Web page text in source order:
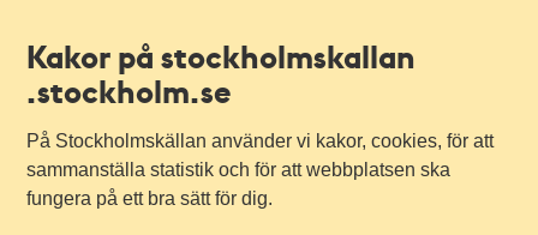
Kakor på stockholmskallan
.stockholm.se
På Stockholmskällan använder vi kakor, cookies, för att
sammanställa statistik och för att webbplatsen ska
fungera på ett bra sätt för dig.